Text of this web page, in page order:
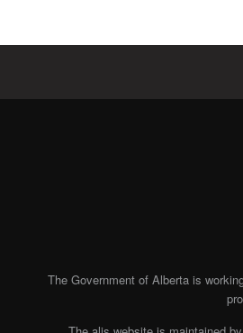
The Government of Alberta is